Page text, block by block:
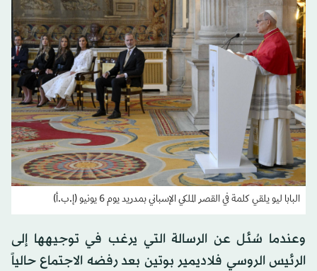
البابا ليو يلقي كلمة في القصر الملكي الإسباني بمدريد يوم 6 يونيو (إ.ب.أ)
وعندما سُئل عن الرسالة التي يرغب في توجيهها إلى
الرئيس الروسي فلاديمير بوتين بعد رفضه الاجتماع حالياً